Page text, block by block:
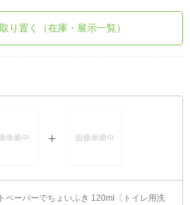
り置く（在庫・展示一覧）
ペーパーでちょいふき 120ml〔トイレ用洗